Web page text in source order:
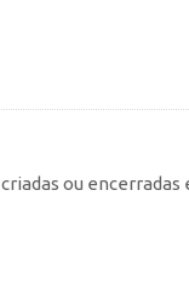
ou encerradas